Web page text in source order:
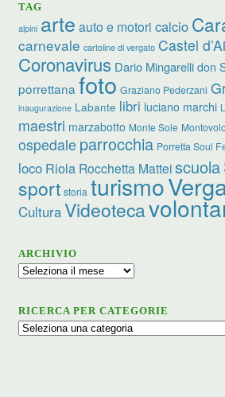
TAG
alpini arte auto e motori calcio
carnevale cartoline di vergato Castel
Coronavirus Dario Mingarelli don
porrettana foto Graziano Pederzani
inaugurazione Labante libri luciano marchi
maestri marzabotto Monte Sole
ospedale parrocchia Porretta Soul
loco Riola Rocchetta Matteiscuola
sport storia turismo
CulturaVideoteca
ARCHIVIO
Archivio
RICERCA PER CATEGORIE
Ricerca